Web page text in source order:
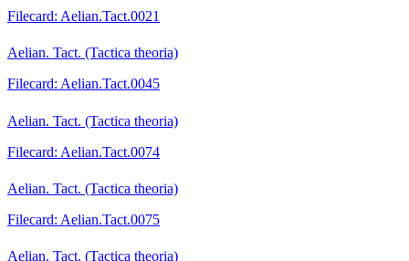
Filecard: Aelian.Tact.0021
Aelian. Tact. (Tactica theoria)
Filecard: Aelian.Tact.0045
Aelian. Tact. (Tactica theoria)
Filecard: Aelian.Tact.0074
Aelian. Tact. (Tactica theoria)
Filecard: Aelian.Tact.0075
Aelian. Tact. (Tactica theoria)